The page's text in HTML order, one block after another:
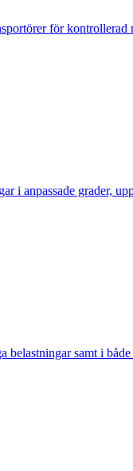
för
i anpassade grader,
samt i